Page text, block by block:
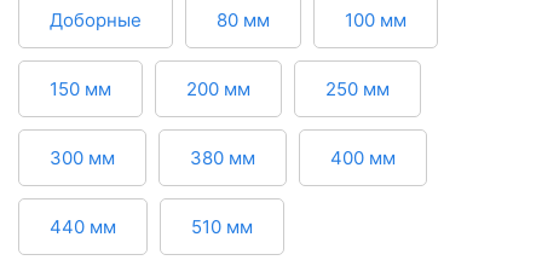
Доборные 80 мм 100 мм
150 мм 200 мм 250 мм
300 мм 380 мм 400 мм
440 мм 510 мм